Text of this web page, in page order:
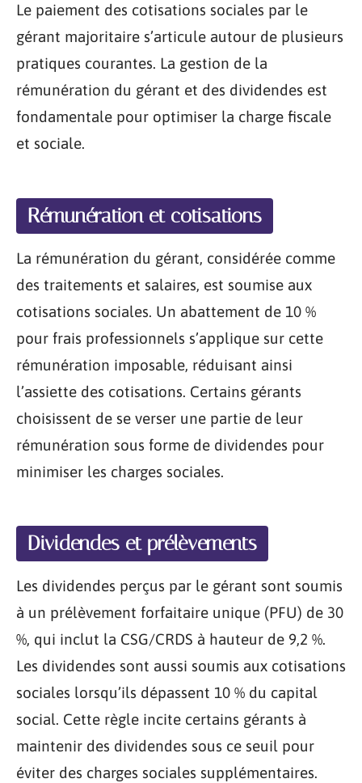
Le paiement des cotisations sociales par le
gérant majoritaire s’articule autour de plusieurs
pratiques courantes. La gestion de la
rémunération du gérant et des dividendes est
fondamentale pour optimiser la charge fiscale
et sociale.
Rémunération et cotisations
La rémunération du gérant, considérée comme
des traitements et salaires, est soumise aux
cotisations sociales. Un abattement de 10 %
pour frais professionnels s’applique sur cette
rémunération imposable, réduisant ainsi
l’assiette des cotisations. Certains gérants
choisissent de se verser une partie de leur
rémunération sous forme de dividendes pour
minimiser les charges sociales.
Dividendes et prélèvements
Les dividendes perçus par le gérant sont soumis
à un prélèvement forfaitaire unique (PFU) de 30
%, qui inclut la CSG/CRDS à hauteur de 9,2 %.
Les dividendes sont aussi soumis aux cotisations
sociales lorsqu’ils dépassent 10 % du capital
social. Cette règle incite certains gérants à
maintenir des dividendes sous ce seuil pour
éviter des charges sociales supplémentaires.